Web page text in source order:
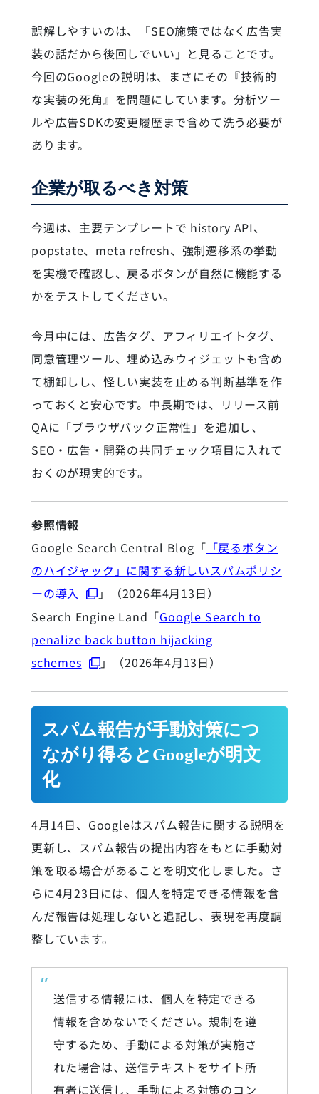
誤解しやすいのは、「SEO施策ではなく広告実
装の話だから後回しでいい」と見ることです。
今回のGoogleの説明は、まさにその『技術的
な実装の死角』を問題にしています。分析ツー
ルや広告SDKの変更履歴まで含めて洗う必要が
あります。
企業が取るべき対策
今週は、主要テンプレートで history API、
popstate、meta refresh、強制遷移系の挙動
を実機で確認し、戻るボタンが自然に機能する
かをテストしてください。
今月中には、広告タグ、アフィリエイトタグ、
同意管理ツール、埋め込みウィジェットも含め
て棚卸しし、怪しい実装を止める判断基準を作
っておくと安心です。中長期では、リリース前
QAに「ブラウザバック正常性」を追加し、
SEO・広告・開発の共同チェック項目に入れて
おくのが現実的です。
参照情報
Google Search Central Blog「 「戻るボタン
のハイジャック」に関する新しいスパムポリシ
ーの導入
」（2026年4月13日）
Search Engine Land「Google Search to
penalize back button hijacking
schemes
」（2026年4月13日）
スパム報告が手動対策につ
ながり得るとGoogleが明文
化
4月14日、Googleはスパム報告に関する説明を
更新し、スパム報告の提出内容をもとに手動対
策を取る場合があることを明文化しました。さ
らに4月23日には、個人を特定できる情報を含
んだ報告は処理しないと追記し、表現を再度調
整しています。
送信する情報には、個人を特定できる
情報を含めないでください。規制を遵
守するため、手動による対策が実施さ
れた場合は、送信テキストをサイト所
有者に送信し、手動による対策のコン